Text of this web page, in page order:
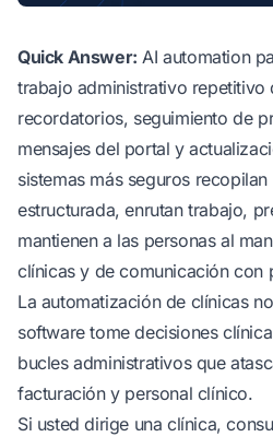
Quick Answer: AI automation
trabajo administrativo repetitivo
recordatorios, seguimiento de
mensajes del portal y
sistemas más seguros
estructurada, enrutan trabajo,
mantienen a las personas al
clínicas y de comunicación con
La automatización de clínicas
software tome decisiones
bucles administrativos que
facturación y personal clínico.
Si usted dirige una clínica,